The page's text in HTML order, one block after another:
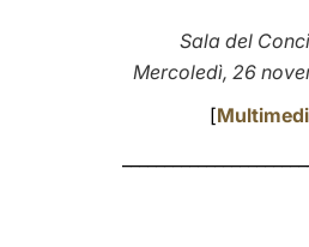
Sala del
Mercoledì, 26
[